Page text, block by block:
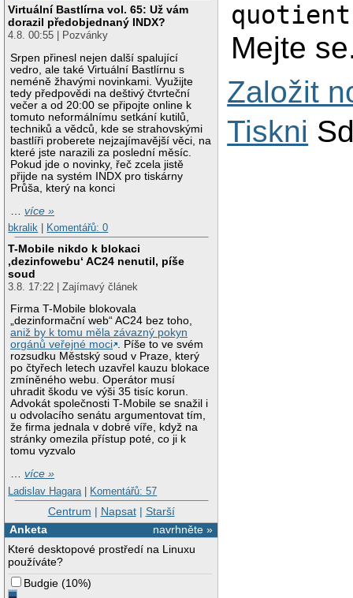
Virtuální Bastlírna vol. 65: Už vám
dorazil předobjednaný INDX?
4.8. 00:55 | Pozvánky
Srpen přinesl nejen další spalující
vedro, ale také Virtuální Bastlírnu s
neméně žhavými novinkami. Využijte
tedy předpovědi na deštivý čtvrteční
večer a od 20:00 se připojte online k
tomuto neformálnímu setkání kutilů,
techniků a vědců, kde se strahovskými
bastlíři proberete nejzajímavější věci, na
které jste narazili za poslední měsíc.
Pokud jde o novinky, řeč zcela jistě
přijde na systém INDX pro tiskárny
Průša, který na konci
…více »
bkralik
Komentářů: 0
T-Mobile nikdo k blokaci
‚dezinfowebu‘ AC24 nenutil, píše
soud
3.8. 17:22 | Zajímavý článek
Firma T-Mobile blokovala
„dezinformační web“ AC24 bez toho,
aniž by k tomu měla závazný pokyn
orgánů veřejné moci . Píše to ve svém
rozsudku Městský soud v Praze, který
po čtyřech letech uzavřel kauzu blokace
zmíněného webu. Operátor musí
uhradit škodu ve výši 35 tisíc korun.
Advokát společnosti T-Mobile se snažil i
u odvolacího senátu argumentovat tím,
že firma jednala v dobré víře, když na
stránky omezila přístup poté, co ji k
tomu vyzvalo
…více »
Ladislav Hagara | Komentářů: 57
Centrum | Napsat| Starší
navrhněte »
Anketa
Které desktopové prostředí na Linuxu
používáte?
Budgie (10%)
quotient
Mejte
Založit
Tiskni